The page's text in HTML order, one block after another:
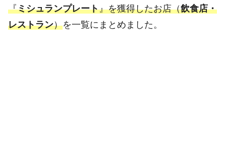
『ミシュランプレート』を獲得したお店（飲食店・
レストラン）を一覧にまとめました。